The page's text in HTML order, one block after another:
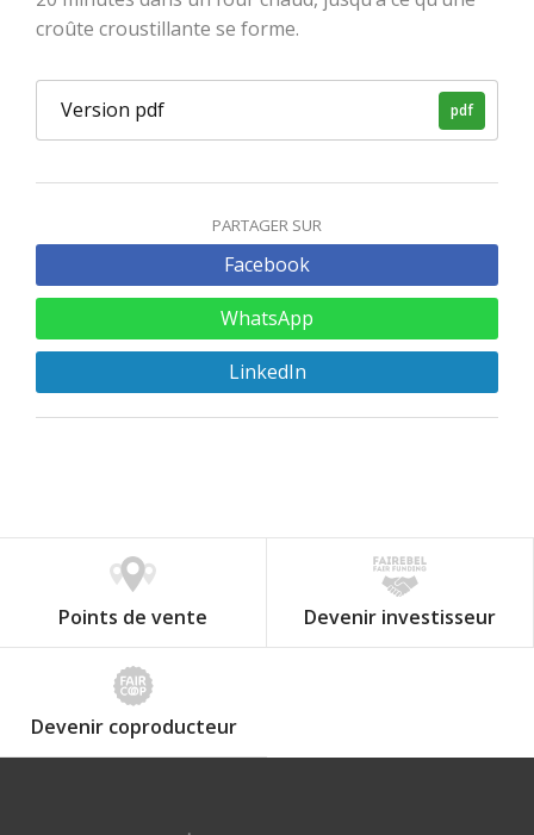
croûte croustillante se forme.
pdf
Version pdf
PARTAGER SUR
Facebook
WhatsApp
LinkedIn
Points de vente Devenir investisseur
Devenir coproducteur